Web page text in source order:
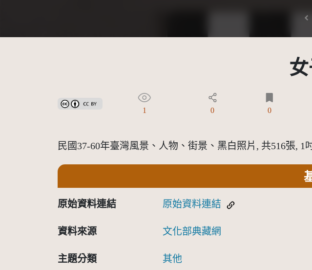
創用CC姓名標示 3.0 台灣及其後版本(CC BY 3.0 TW +)
1 0 0
民國37-60年臺灣風景、人物、街景、黑白照片, 共516張, 1
原始資料連結 原始資料連結
資料來源 文化部典藏網
主題分類 其他